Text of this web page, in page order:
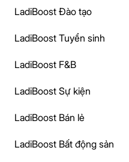
LadiBoost Đào tạo
LadiBoost Tuyển sinh
LadiBoost F&B
LadiBoost Sự kiện
LadiBoost Bán lẻ
LadiBoost Bất động sản